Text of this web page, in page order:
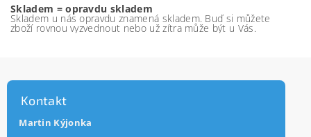
Skladem = opravdu skladem
Skladem u nás opravdu znamená skladem. Buď si můžete
zboží rovnou vyzvednout nebo už zítra může být u Vás.
Kontakt
Martin Kýjonka